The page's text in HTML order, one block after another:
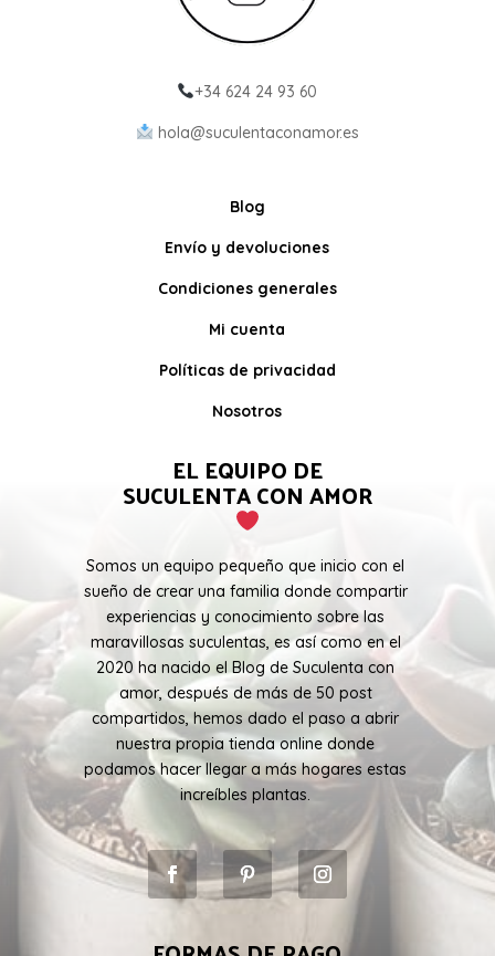
+34 624 24 93 60
hola@suculentaconamor.es
Blog
Envío y devoluciones
Condiciones generales
Mi cuenta
Políticas de privacidad
Nosotros
EL EQUIPO DE
SUCULENTA CON AMOR
Somos un equipo pequeño que inicio con el
sueño de crear una familia donde compartir
experiencias y conocimiento sobre las
maravillosas suculentas, es así como en el
2020 ha nacido el Blog de Suculenta con
amor, después de más de 50 post
compartidos, hemos dado el paso a abrir
nuestra propia tienda online donde
podamos hacer llegar a más hogares estas
increíbles plantas.